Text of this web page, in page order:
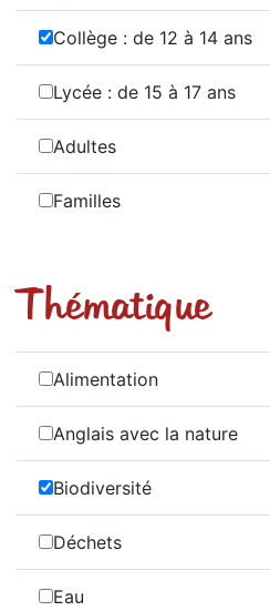
Collège : de 12 à 14 ans
Lycée : de 15 à 17 ans
Adultes
Familles
Thématique
Alimentation
Anglais avec la nature
Biodiversité
Déchets
Eau